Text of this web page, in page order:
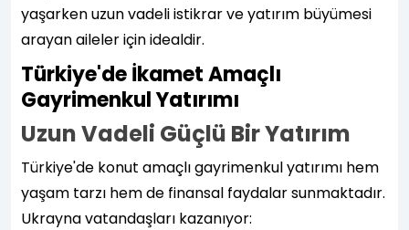
yaşarken uzun vadeli istikrar ve yatırım büyümesi
arayan aileler için idealdir.
Türkiye'de İkamet Amaçlı
Gayrimenkul Yatırımı
Uzun Vadeli Güçlü Bir Yatırım
Türkiye'de konut amaçlı gayrimenkul yatırımı hem
yaşam tarzı hem de finansal faydalar sunmaktadır.
Ukrayna vatandaşları kazanıyor: